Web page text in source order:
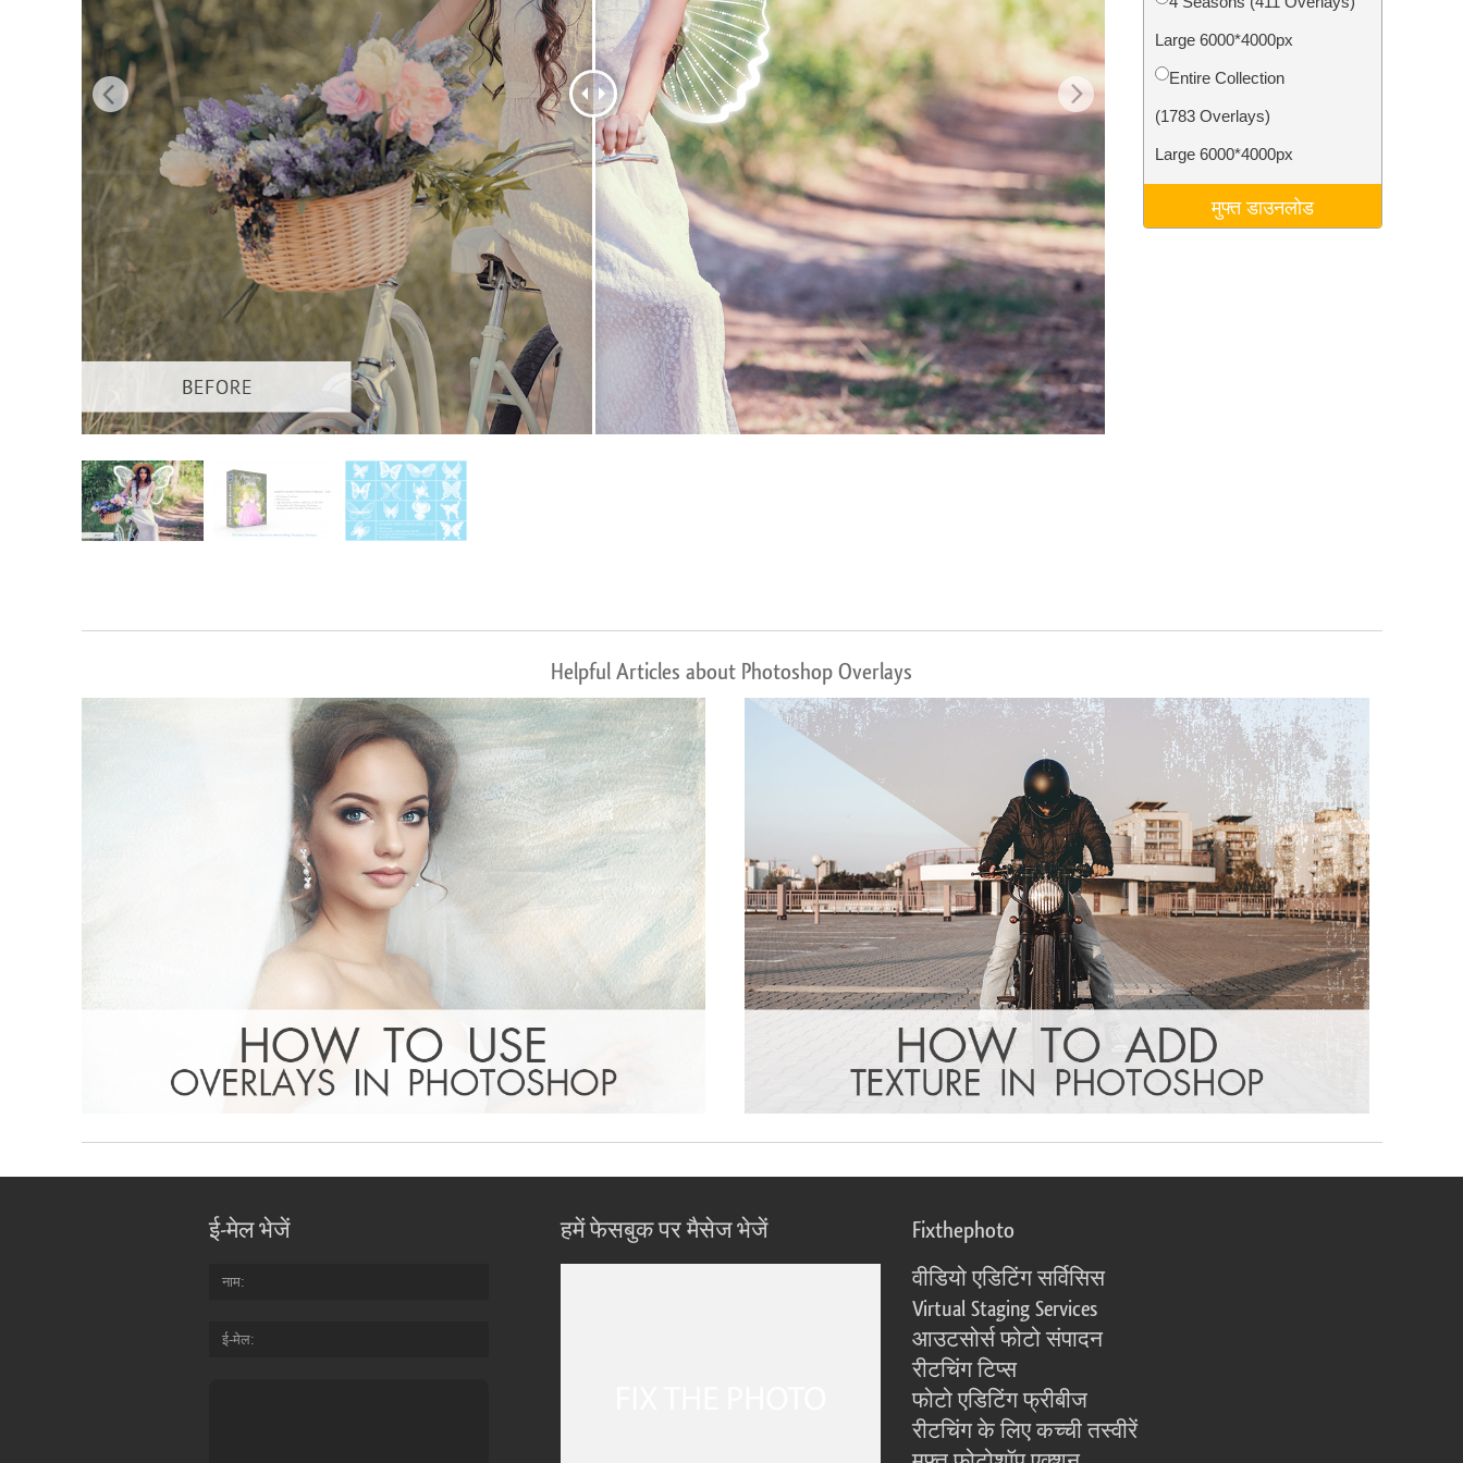
उत्पाद सुधार सेवाएं ज्वैलरी रीटचिंग सर्विसेज एआई प्रशिक्षण डेटा Video Editing Services
Large 6000*4000px
Entire Collection
(1783 Overlays)
Large 6000*4000px
मुफ्त डाउनलोड
Helpful Articles about Photoshop Overlays
ई-मेल भेजें
नाम
ई-मेल
हमें फेसबुक पर मैसेज भेजें Fixthephoto
वीडियो एडिटिंग सर्विसिस
Virtual Staging Services
आउटसोर्स फोटो संपादन
रीटचिंग टिप्स
फोटो एडिटिंग फ्रीबीज
रीटचिंग के लिए कच्ची तस्वीरें